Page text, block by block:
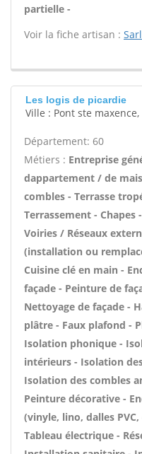
partielle -
Voir la fiche artisan :
Les logis de picardie
Ville : Pont ste
Département: 60
Métiers : Entreprise
dappartement / de
combles - Terrasse
Terrassement -
Voiries / Réseaux
(installation ou
Cuisine clé en main -
façade - Peinture de
Nettoyage de façade -
plâtre - Faux plafond -
Isolation phonique -
intérieurs - Isolation
Isolation des combles
Peinture décorative -
(vinyle, lino, dalles
Tableau électrique -